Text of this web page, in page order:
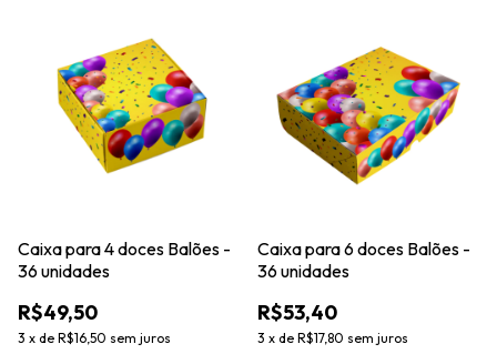
Caixa para 4 doces Balões -
36 unidades
R$49,50
3 x de R$16,50 sem juros
Caixa para 6 doces Balões -
36 unidades
R$53,40
3 x de R$17,80 sem juros